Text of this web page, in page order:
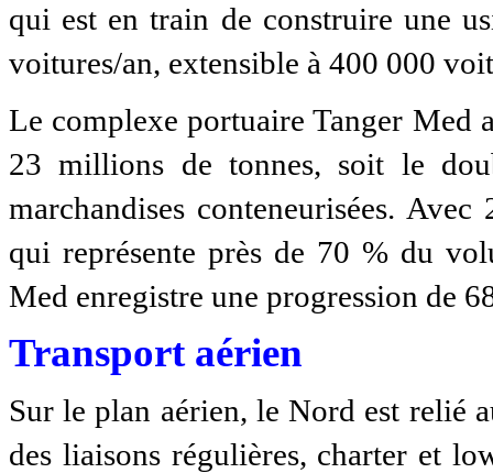
qui est en train de construire une
voitures/an, extensible à 400 000
Le complexe portuaire Tanger Med
23 millions de tonnes, soit le
marchandises conteneurisées.
qui représente près de 70 % du
Med enregistre une progression de
Transport aérien
Sur le plan aérien, le Nord est relié
des liaisons régulières, charter et